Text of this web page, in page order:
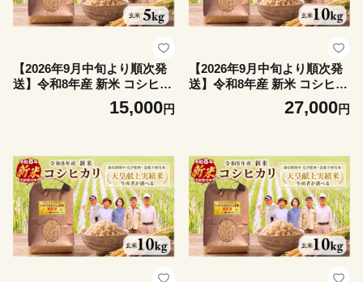
【2026年9月中旬より順次発
送】令和8年産 新米 コシヒカ
リ 5kg（玄米） 天皇献上米
(栽培期間中）化学肥料・農
松島 上王子特質米 5kg
15,000円
【2026年9月中旬より順次発
送】令和8年産 新米 コシヒカ
リ 10kg（玄米） 天皇献上米
(栽培期間中）化学肥料・農
松島 上王子特質米 10kg
27,000円